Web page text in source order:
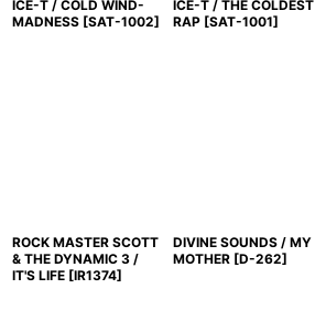
ICE-T / COLD WIND-
MADNESS [SAT-1002]
ICE-T / THE COLDEST
RAP [SAT-1001]
ROCK MASTER SCOTT
& THE DYNAMIC 3 /
IT'S LIFE [IR1374]
DIVINE SOUNDS / MY
MOTHER [D-262]